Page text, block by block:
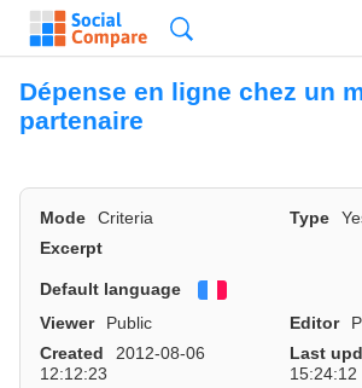
Dépense en ligne chez un
partenaire
Mode Criteria Type
Excerpt
Default language
Viewer
Public Editor
Created
2012-08-06
12:12:23
Last
15:24:12